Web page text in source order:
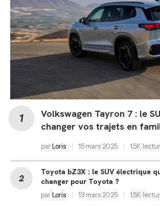
Volkswagen Tayron 7 : le
changer vos trajets en
parLoris 15 mars 2025 1,5K
Toyota bZ3X : le SUV électrique
changer pour Toyota ?
parLoris 13 mars 2025 1,5K